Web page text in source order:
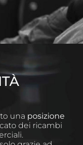
una posizione
dei ricambi